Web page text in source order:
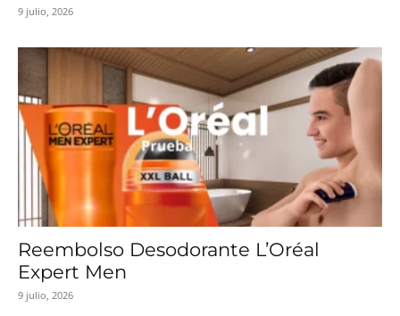
9 julio, 2026
Reembolso Desodorante L’Oréal
Expert Men
9 julio, 2026